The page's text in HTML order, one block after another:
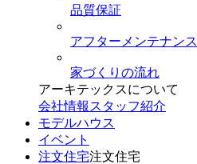
品質保証
アフターメンテナンス
家づくりの流れ
アーキテックスについて
会社情報 スタッフ紹介
モデルハウス
イベント
注文住宅注文住宅